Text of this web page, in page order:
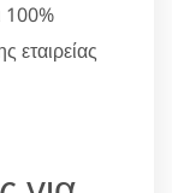
100%
εταιρείας